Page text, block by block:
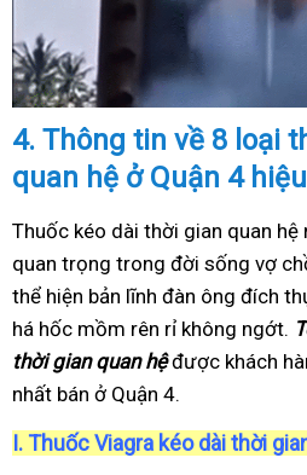
4. Thông tin về 8 loại
quan hệ ở Quận 4
Thuốc kéo dài thời gian quan
quan trọng trong đời sống vợ
thể hiện bản lĩnh đàn ông đích
há hốc mồm rên rỉ không ngớt.
thời gian quan hệđược khách
nhất bán ở Quận 4.
I. Thuốc Viagra kéo dài thời